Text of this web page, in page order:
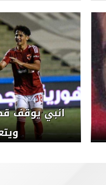
اغتيال
المكتب